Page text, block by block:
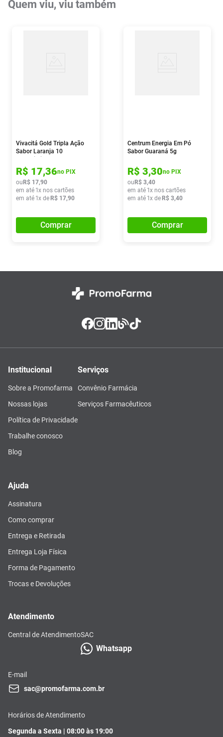
Quem viu, viu também
Vivacitá Gold Tripla Ação
Sabor Laranja 10
R$ 17,36no PIX
ou R$ 17,90
em até 1x nos cartões
em até 1x de R$ 17,90
Comprar
Centrum Energia Em Pó
Sabor Guaraná 5g
R$ 3,30no PIX
ou R$ 3,40
em até 1x nos cartões
em até 1x de R$ 3,40
Comprar
Institucional
Sobre a Promofarma
Nossas lojas
Política de Privacidade
Trabalhe conosco
Blog
Serviços
Convênio Farmácia
Serviços Farmacêuticos
Ajuda
Assinatura
Como comprar
Entrega e Retirada
Entrega Loja Física
Forma de Pagamento
Trocas e Devoluções
Atendimento
Central de AtendimentoSAC
Whatsapp
E-mail
sac@promofarma.com.br
Horários de Atendimento
Segunda a Sexta | 08:00 às 19:00